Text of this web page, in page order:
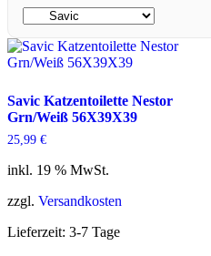
Savic Katzentoilette Nestor
Grn/Weiß 56X39X39
25,99 €
inkl. 19 % MwSt.
zzgl. Versandkosten
Lieferzeit: 3-7 Tage